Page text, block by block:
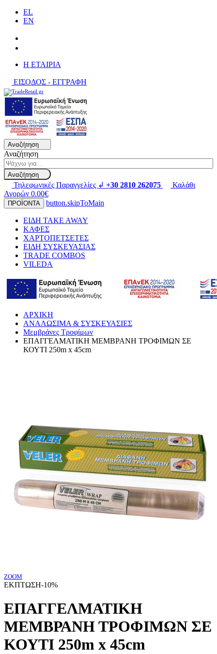
EL
EN
H ΕΤΑΙΡΙΑ
ΕΙΣΟΔΟΣ - ΕΓΓΡΑΦΗ
Αναζήτηση
Αναζήτηση
Αναζήτηση
Τηλεφωνικές Παραγγελίες ↲ +30 2810 262075
Καλάθι
Αγορών 0.00€
ΠΡΟΪΟΝΤΑ button.skipToMain
ΕΙΔΗ TAKE AWAY
ΚΑΦΕΣ
ΧΑΡΤΟΠΕΤΣΕΤΕΣ
ΕΙΔΗ ΣΥΣΚΕΥΑΣΙΑΣ
TRADE COMBOS
VILEDA
ΑΡΧΙΚΗ
ΑΝΑΛΩΣΙΜΑ & ΣΥΣΚΕΥΑΣΙΕΣ
Μεμβράνες Τροφίμων
ΕΠΑΓΓΕΛΜΑΤΙΚΗ ΜΕΜΒΡΑΝΗ ΤΡΟΦΙΜΩΝ ΣΕ
ΚΟΥΤΙ 250m x 45cm
ZOOM
ΕΚΠΤΩΣΗ-10%
ΕΠΑΓΓΕΛΜΑΤΙΚΗ
ΜΕΜΒΡΑΝΗ ΤΡΟΦΙΜΩΝ ΣΕ
ΚΟΥΤΙ 250m x 45cm